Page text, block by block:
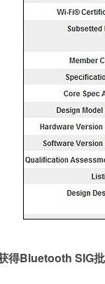
得Bluetooth SIG